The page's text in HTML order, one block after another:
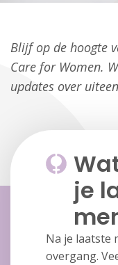
Blijf op de hoogte
Care for Women.
updates over
je
Na je laatste
overgang.